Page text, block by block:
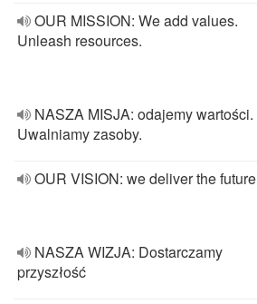
OUR MISSION: We add values.
Unleash resources.
NASZA MISJA: odajemy wartości.
Uwalniamy zasoby.
OUR VISION: we deliver the future
NASZA WIZJA: Dostarczamy
przyszłość